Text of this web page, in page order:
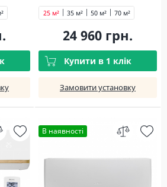
25 м² 35 м² 50 м² 70 м²
24 960 грн.
Купити в 1 клік
Замовити установку
В наявності